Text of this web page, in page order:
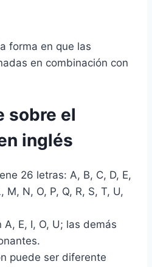
forma en que las
en combinación con
sobre el
inglés
26 letras: A, B, C, D, E,
M, N, O, P, Q, R, S, T, U,
A, E, I, O, U; las demás
puede ser diferente